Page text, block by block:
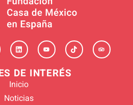
DE INTERÉS
Inicio
Noticias